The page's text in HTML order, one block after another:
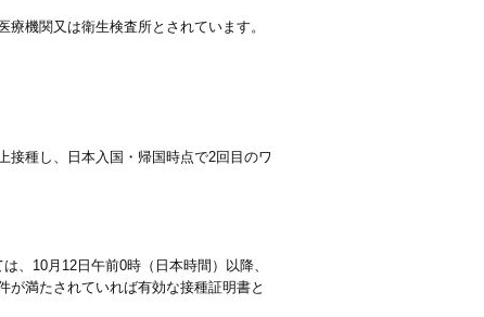
機関又は衛生検査所とされています。
接種し、日本入国・帰国時点で2回目のワ
、10月12日午前0時（日本時間）以降、
が満たされていれば有効な接種証明書と